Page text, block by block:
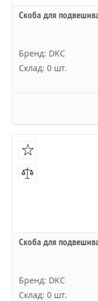
Скоба для
Бренд: DKC
Склад: 0 шт.
Скоба для
Бренд: DKC
Склад: 0 шт.